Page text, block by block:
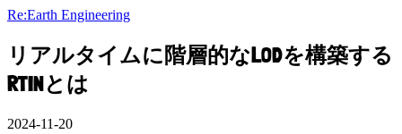
Re:Earth Engineering
リアルタイムに階層的なLODを構築する
RTINとは
2024-11-20